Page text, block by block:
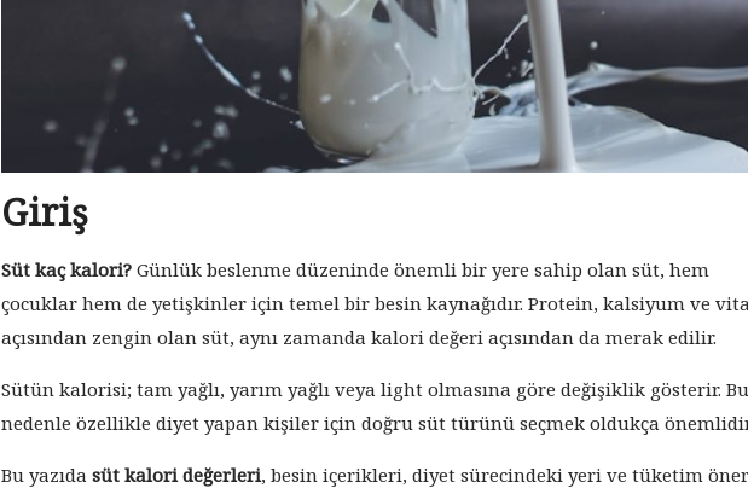
Giriş
Süt kaç kalori? Günlük beslenme düzeninde önemli bir yere sahip olan süt, hem
çocuklar hem de yetişkinler için temel bir besin kaynağıdır. Protein, kalsiyum ve
açısından zengin olan süt, aynı zamanda kalori değeri açısından da merak edilir.
Sütün kalorisi; tam yağlı, yarım yağlı veya light olmasına göre değişiklik gösterir.
nedenle özellikle diyet yapan kişiler için doğru süt türünü seçmek oldukça
Bu yazıdasüt kalori değerleri, besin içerikleri, diyet sürecindeki yeri ve tüketim